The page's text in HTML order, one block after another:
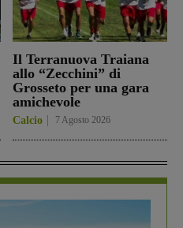
Il Terranuova Traiana
allo “Zecchini” di
Grosseto per una gara
amichevole
Calcio 7 Agosto 2026